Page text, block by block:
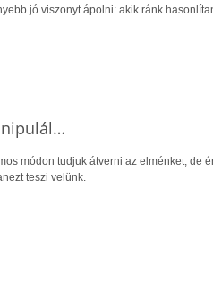
jó viszonyt ápolni: akik ránk
módon tudjuk átverni az elménket, de
teszi velünk.